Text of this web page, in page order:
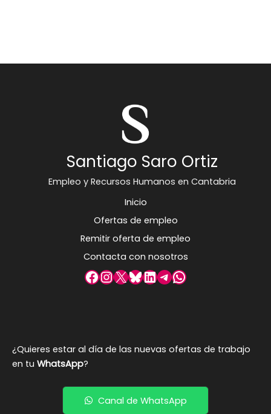
Santiago Saro Ortiz
Empleo y Recursos Humanos en Cantabria
Inicio
Ofertas de empleo
Remitir oferta de empleo
Contacta con nosotros
Facebook
Instagram
X Bluesky
LinkedIn
Telegram
WhatsApp
¿Quieres estar al día de las nuevas ofertas de trabajo
en tu WhatsApp?
Canal de WhatsApp